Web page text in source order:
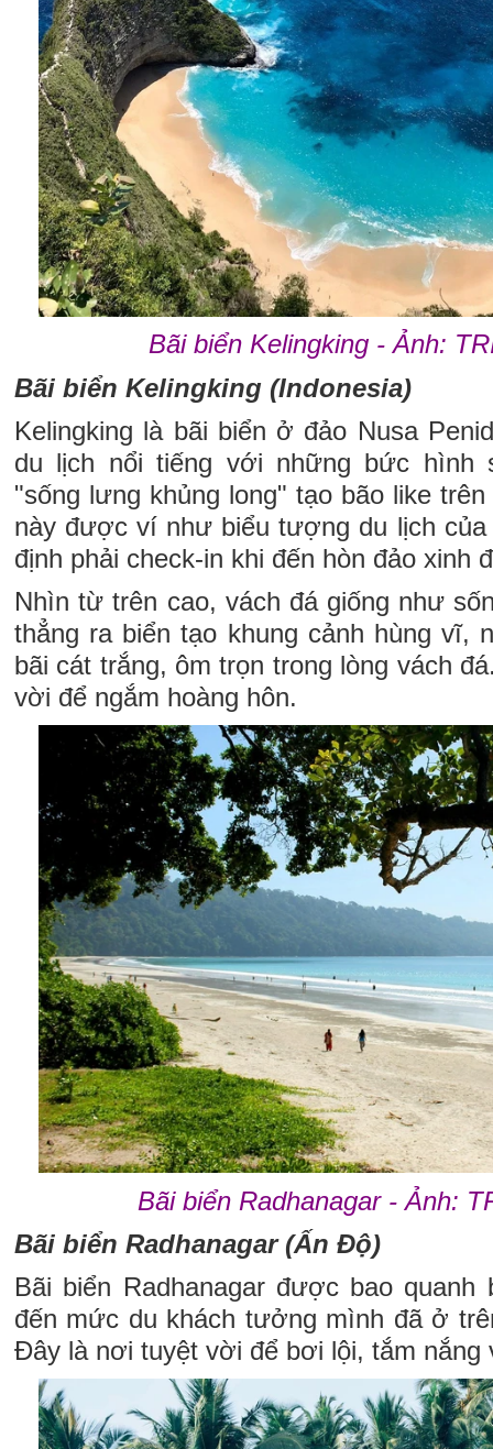
Bãi biển Kelingking - Ảnh:
Bãi biển Kelingking (Indonesia)
Kelingking là bãi biển ở đảo Nusa
du lịch nổi tiếng với những bức hình
"sống lưng khủng long" tạo bão like
này được ví như biểu tượng du lịch
định phải check-in khi đến hòn đảo xinh
Nhìn từ trên cao, vách đá giống như
thẳng ra biển tạo khung cảnh hùng vĩ,
bãi cát trắng, ôm trọn trong lòng vách
vời để ngắm hoàng hôn.
Bãi biển Radhanagar - Ảnh:
Bãi biển Radhanagar (Ấn Độ)
Bãi biển Radhanagar được bao
đến mức du khách tưởng mình đã ở
Đây là nơi tuyệt vời để bơi lội, tắm nắng